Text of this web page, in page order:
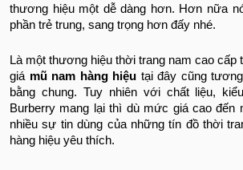
thương hiệu một dễ dàng hơn. Hơn nữa
phần trẻ trung, sang trọng hơn đấy nhé.
Là một thương hiệu thời trang nam cao cấp
giá mũ nam hàng hiệu tại đây cũng
bằng chung. Tuy nhiên với chất liệu,
Burberry mang lại thì dù mức giá cao đến
nhiều sự tin dùng của những tín đồ thời
hàng hiệu yêu thích.